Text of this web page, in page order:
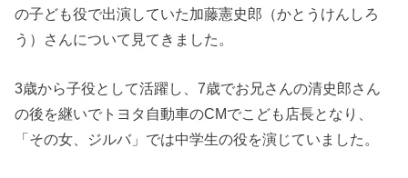
の子ども役で出演していた加藤憲史郎（かとうけんしろ
う）さんについて見てきました。
3歳から子役として活躍し、7歳でお兄さんの清史郎さん
の後を継いでトヨタ自動車のCMでこども店長となり、
「その女、ジルバ」では中学生の役を演じていました。